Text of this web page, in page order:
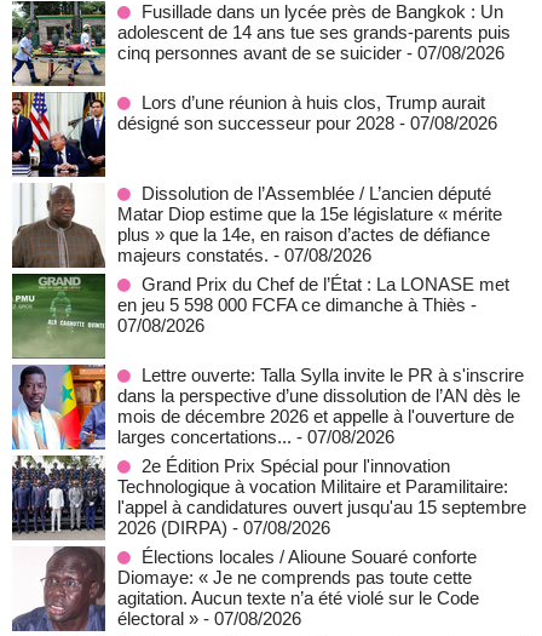
Fusillade dans un lycée près de Bangkok : Un
adolescent de 14 ans tue ses grands-parents puis
cinq personnes avant de se suicider - 07/08/2026
Lors d’une réunion à huis clos, Trump aurait
désigné son successeur pour 2028 - 07/08/2026
Dissolution de l’Assemblée / L’ancien député
Matar Diop estime que la 15e législature « mérite
plus » que la 14e, en raison d’actes de défiance
majeurs constatés. - 07/08/2026
Grand Prix du Chef de l’État : La LONASE met
en jeu 5 598 000 FCFA ce dimanche à Thiès -
07/08/2026
Lettre ouverte: Talla Sylla invite le PR à s'inscrire
dans la perspective d’une dissolution de l’AN dès le
mois de décembre 2026 et appelle à l'ouverture de
larges concertations... - 07/08/2026
2e Édition Prix Spécial pour l'innovation
Technologique à vocation Militaire et Paramilitaire:
l'appel à candidatures ouvert jusqu'au 15 septembre
2026 (DIRPA) - 07/08/2026
Élections locales / Alioune Souaré conforte
Diomaye: « Je ne comprends pas toute cette
agitation. Aucun texte n’a été violé sur le Code
électoral » - 07/08/2026